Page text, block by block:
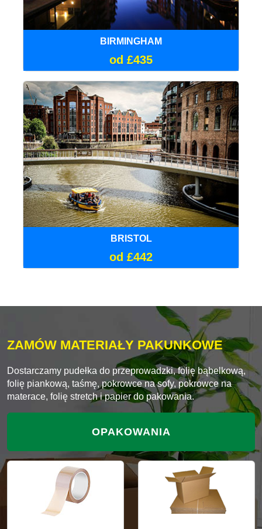
BIRMINGHAM
od £435
BRISTOL
od £442
ZAMÓW MATERIAŁY PAKUNKOWE
Dostarczamy pudełka do przeprowadzki, folię bąbelkową,
folię piankową, taśmę, pokrowce na sofy, pokrowce na
materace, folię stretch i papier do pakowania.
OPAKOWANIA